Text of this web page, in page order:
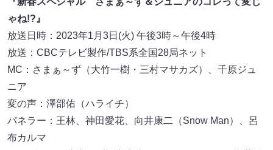
ゃね!?』
放送日時：2023年1月3日(火) 午後3時～午後4時
放送：CBCテレビ製作/TBS系全国28局ネット
MC：さまぁ～ず（大竹一樹・三村マサカズ）、千原ジュ
ニア
変の声：澤部佑（ハライチ）
パネラー：王林、神田愛花、向井康二（Snow Man）、呂
布カルマ